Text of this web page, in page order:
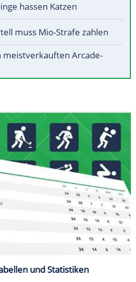
hassen Katzen
muss Mio-Strafe zahlen
meistverkauften Arcade-
und Statistiken